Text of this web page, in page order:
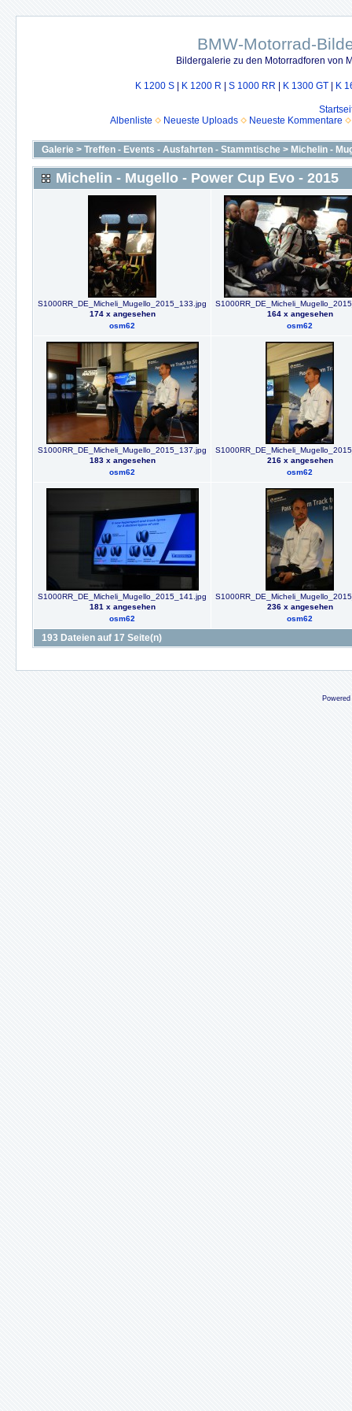
BMW-Motorrad-
Bildergalerie zu den Motorradforen von
K 1200 S| K 1200 R S 1000 RR K 1300 GT| K
Albenliste
Neueste Uploads Neueste Kommentare
Galerie > Treffen - Events - Ausfahrten - Stammtische > Michelin -
Michelin - Mugello - Power Cup Evo - 2015
S1000RR_DE_Micheli_Mugello_2015_133.jpg
174 x angesehen
osm62
164 x angesehen
osm62
S1000RR_DE_Micheli_Mugello_2015_137.jpg
183 x angesehen
osm62
216 x angesehen
osm62
S1000RR_DE_Micheli_Mugello_2015_141.jpg
181 x angesehen
osm62
236 x angesehen
osm62
193 Dateien auf 17 Seite(n)